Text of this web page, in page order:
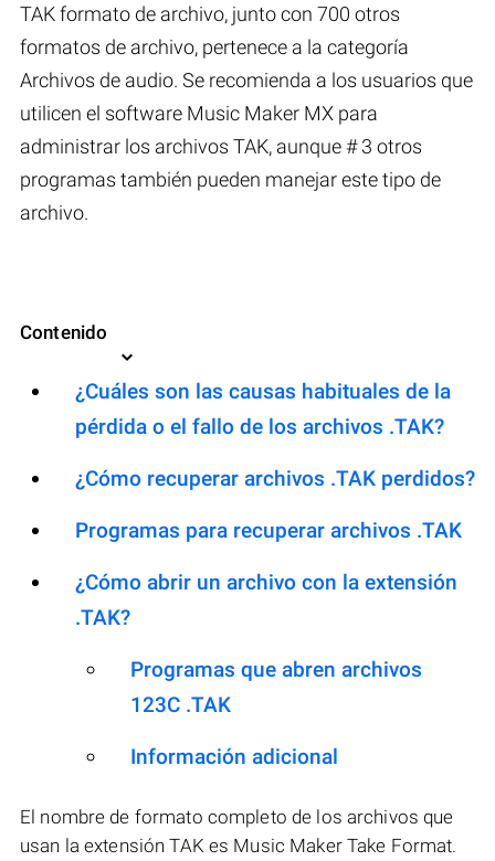
TAK formato de archivo, junto con 700 otros
formatos de archivo, pertenece a la categoría
Archivos de audio. Se recomienda a los usuarios que
utilicen el software Music Maker MX para
administrar los archivos TAK, aunque # 3 otros
programas también pueden manejar este tipo de
archivo.
Contenido
¿Cuáles son las causas habituales de la
pérdida o el fallo de los archivos .TAK?
¿Cómo recuperar archivos .TAK perdidos?
Programas para recuperar archivos .TAK
¿Cómo abrir un archivo con la extensión
.TAK?
Programas que abren archivos
123C .TAK
Información adicional
El nombre de formato completo de los archivos que
usan la extensión TAK es Music Maker Take Format.